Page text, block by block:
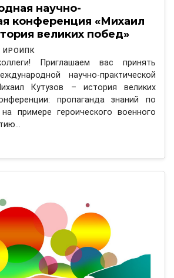
научно-
конференция «Михаил
великих побед»
ИРОИПК
Приглашаем вас принять
научно-практической
Кутузов – история великих
пропаганда знаний по
примере героического военного